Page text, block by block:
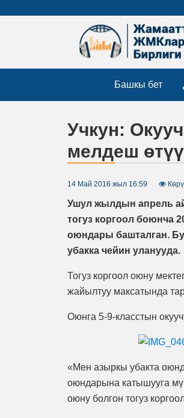
Башкы бет
Учкун:
мелдеш
14 Май 2016 жыл 16:59
Ушул жылдын апрель
тогуз коргоол боюнча
оюндары башталган.
убакка чейин уланууда.
Тогуз коргоол оюну
жайылтуу максатында
Оюнга 5-9-класстын
«Мен азыркы убакта
оюндарына катышууга
оюну болгон тогуз